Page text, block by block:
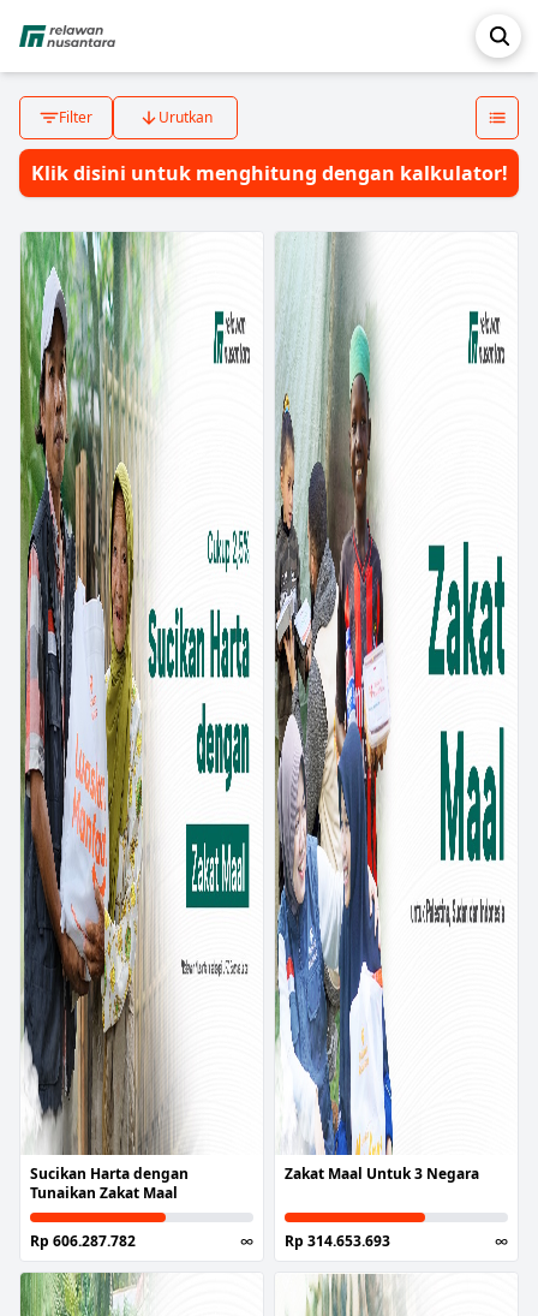
Filter Urutkan
Klik disini untuk menghitung dengan kalkulator!
Sucikan Harta dengan
Tunaikan Zakat Maal
Rp 606.287.782 ∞
Zakat Maal Untuk 3 Negara
Rp 314.653.693 ∞